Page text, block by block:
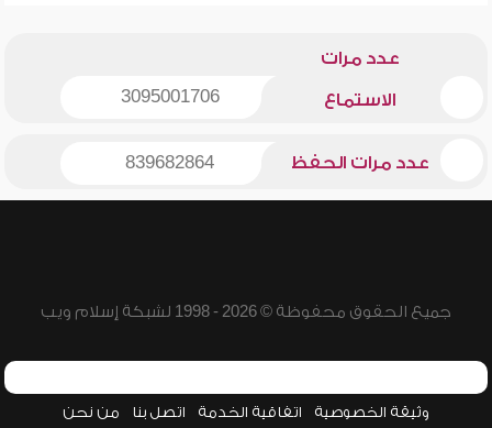
عدد مرات
الاستماع 3095001706
عدد مرات الحفظ 839682864
جميع الحقوق محفوظة © 2026 - 1998 لشبكة إسلام ويب
وثيقة الخصوصية اتفاقية الخدمة اتصل بنا من نحن